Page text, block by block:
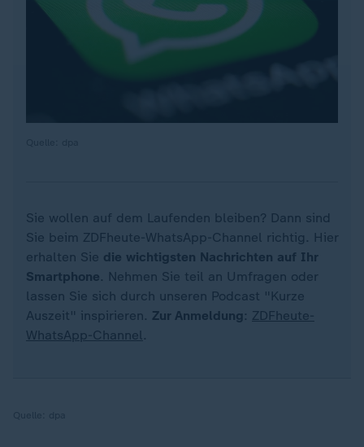
Sie wollen auf dem Laufenden bleiben? Dann sind
Sie beim ZDFheute-WhatsApp-Channel richtig. Hier
erhalten Sie die wichtigsten Nachrichten auf Ihr
Smartphone. Nehmen Sie teil an Umfragen oder
lassen Sie sich durch unseren Podcast "Kurze
Auszeit" inspirieren. Zur Anmeldung : ZDFheute-
WhatsApp-Channel.